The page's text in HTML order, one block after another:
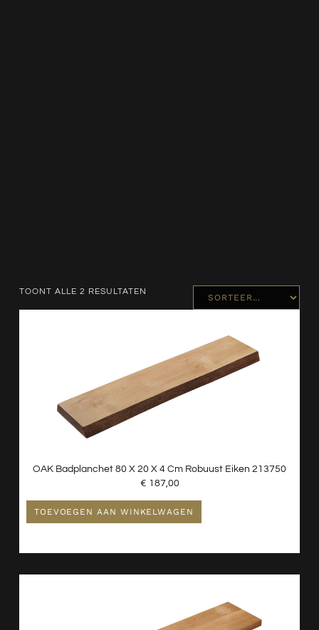
TOONT ALLE 2 RESULTATEN
OAK Badplanchet 80 X 20 X 4 Cm Robuust Eiken 213750
€ 187,00
TOEVOEGEN AAN WINKELWAGEN